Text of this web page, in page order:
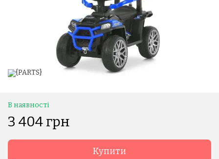
В наявності
3 404 грн
Купити